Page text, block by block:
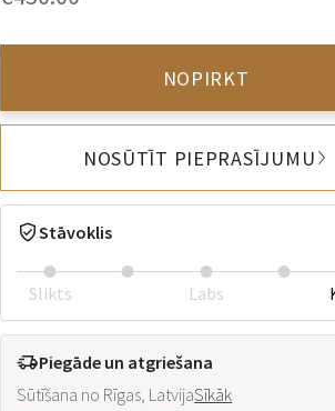
NOPIRKT
NOSŪTĪT PIEPRASĪJUMU
Stāvoklis
Slikts Labs
Piegāde un atgriešana
Sūtīšana no Rīgas, LatvijaSīkāk